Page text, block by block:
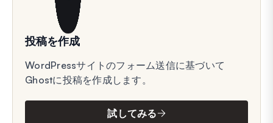
投稿を作成
WordPressサイトのフォーム送信に基づいて
Ghostに投稿を作成します。
試してみる